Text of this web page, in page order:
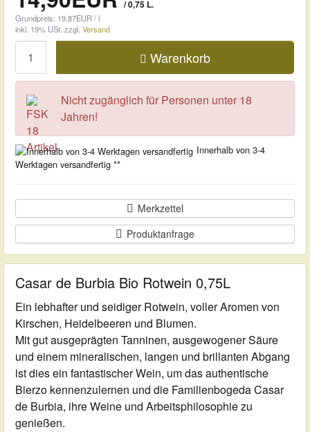
/ 0,75 L.
Grundpreis: 19,87EUR / l
inkl. 19% USt. zzgl. Versand
Warenkorb
Nicht zugänglich für Personen unter 18
Jahren!
Innerhalb von 3-4
Werktagen versandfertig **
Merkzettel
Produktanfrage
Casar de Burbia Bio Rotwein 0,75L
Ein lebhafter und seidiger Rotwein, voller Aromen von
Kirschen, Heidelbeeren und Blumen.
Mit gut ausgeprägten Tanninen, ausgewogener Säure
und einem mineralischen, langen und brillanten Abgang
ist dies ein fantastischer Wein, um das authentische
Bierzo kennenzulernen und die Familienbogeda Casar
de Burbia, ihre Weine und Arbeitsphilosophie zu
genießen.